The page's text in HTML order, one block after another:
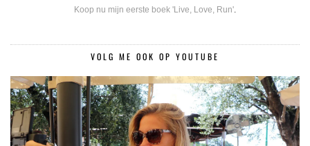
Koop nu mijn eerste boek 'Live, Love, Run'
VOLG ME OOK OP YOUTUBE